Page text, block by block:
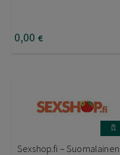
0,00 €
Sexshop.fi – Suomalainen